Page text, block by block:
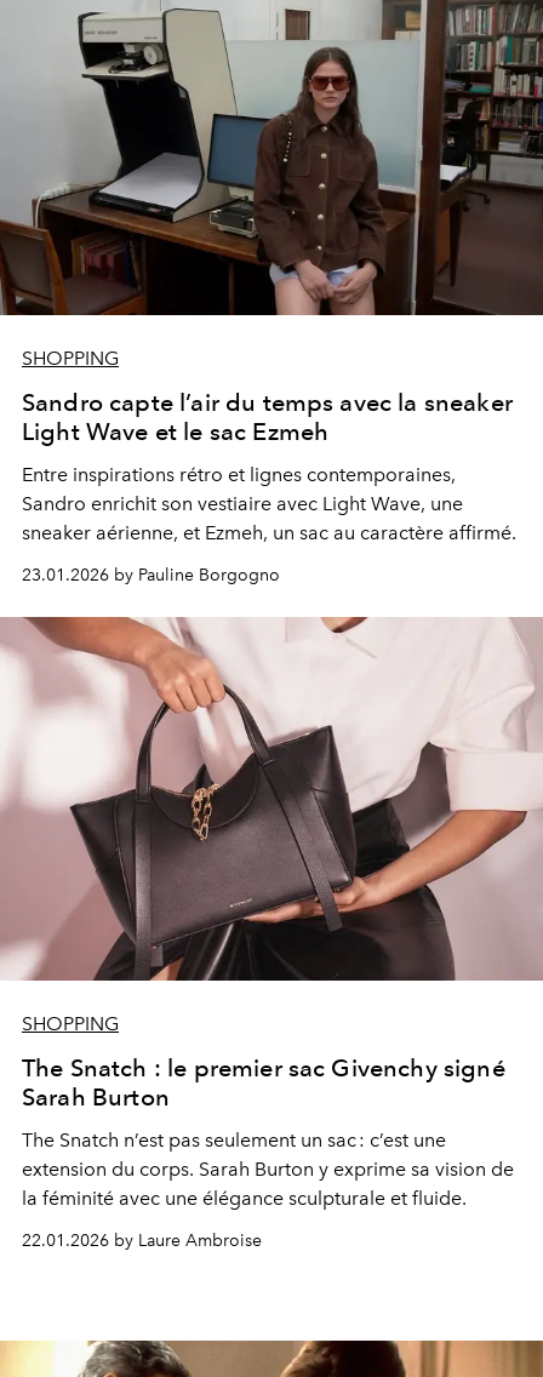
SHOPPING
Sandro capte l’air du temps avec la sneaker
Light Wave et le sac Ezmeh
Entre inspirations rétro et lignes contemporaines,
Sandro enrichit son vestiaire avec Light Wave, une
sneaker aérienne, et Ezmeh, un sac au caractère affirmé.
23.01.2026 by Pauline Borgogno
SHOPPING
The Snatch : le premier sac Givenchy signé
Sarah Burton
The Snatch n’est pas seulement un sac : c’est une
extension du corps. Sarah Burton y exprime sa vision de
la féminité avec une élégance sculpturale et fluide.
22.01.2026 by Laure Ambroise